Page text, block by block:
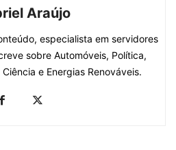
Araújo
especialista em servidores
sobre Automóveis, Política,
e Energias Renováveis.